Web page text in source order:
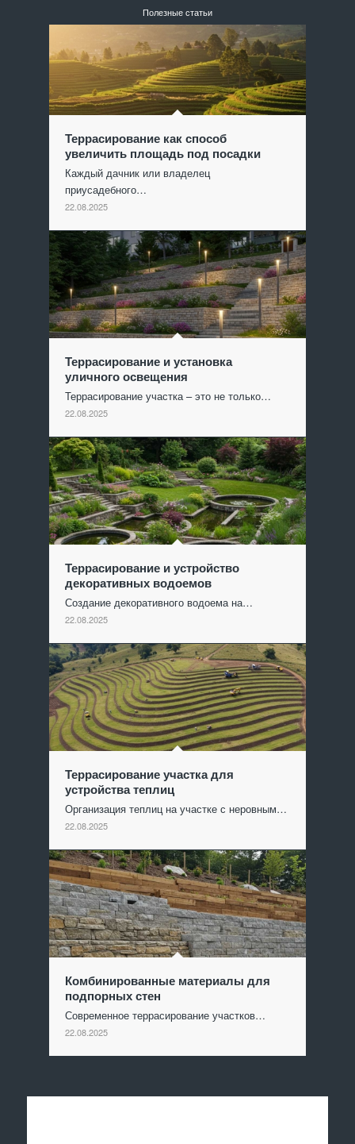
Полезные статьи
Террасирование как способ
увеличить площадь под посадки
Каждый дачник или владелец
приусадебного…
22.08.2025
Террасирование и установка
уличного освещения
Террасирование участка – это не только…
22.08.2025
Террасирование и устройство
декоративных водоемов
Создание декоративного водоема на…
22.08.2025
Террасирование участка для
устройства теплиц
Организация теплиц на участке с неровным…
22.08.2025
Комбинированные материалы для
подпорных стен
Современное террасирование участков…
22.08.2025